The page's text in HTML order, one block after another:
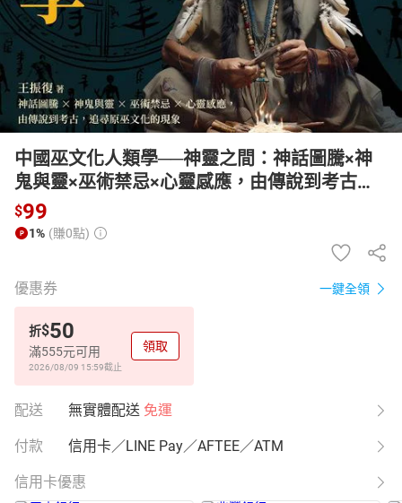
HOT
中國巫文化人類學──神靈之間：神話圖騰×神
鬼與靈×巫術禁忌×心靈感應，由傳說到考古，
追尋原巫文化的現象【有聲書】
$99
1% (賺0點)
優惠券 一鍵全領
折$50
滿555元可用
2026/08/09 15:59截止
領取
配送 無實體配送 免運
付款 信用卡／LINE Pay／AFTEE／ATM
信用卡優惠